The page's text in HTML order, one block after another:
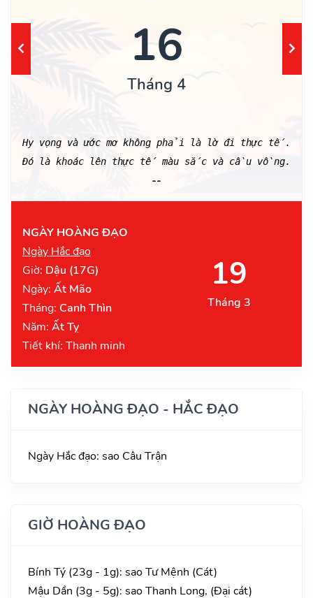
16
Tháng 4
Hy vọng và ước mơ không phải là lờ đi thực tế.
Đó là khoác lên thực tế màu sắc và cầu vồng.
--
NGÀY HOÀNG ĐẠO
Ngày Hắc đạo
Giờ: Dậu (17G)
Ngày: Ất Mão
Tháng: Canh Thìn
Năm: Ất Tỵ
Tiết khí: Thanh minh
19
Tháng 3
NGÀY HOÀNG ĐẠO - HẮC ĐẠO
Ngày Hắc đạo: sao Câu Trận
GIỜ HOÀNG ĐẠO
Bính Tý (23g - 1g): sao Tư Mệnh (Cát)
Mậu Dần (3g - 5g): sao Thanh Long, (Đại cát)